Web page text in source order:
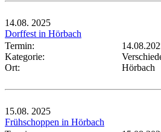
14.08. 2025
Dorffest in Hörbach
Termin:
Kategorie:
Ort:
Hörbach
15.08. 2025
Frühschoppen in Hörbach